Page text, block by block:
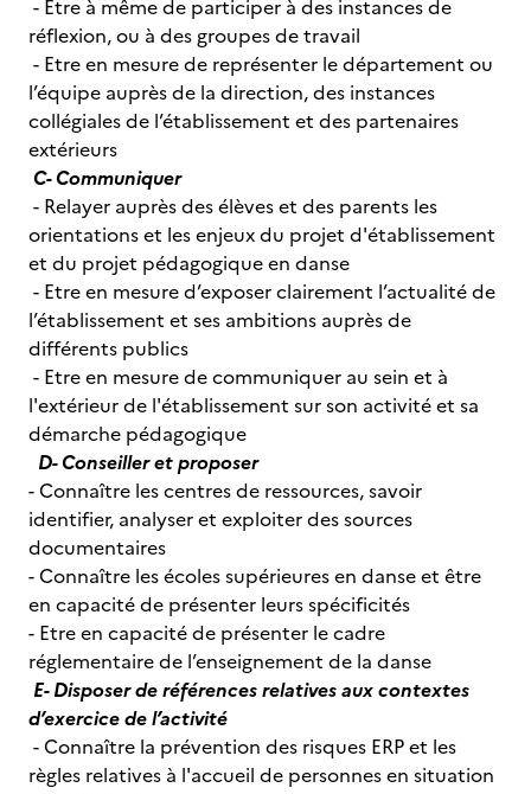
- Etre à même de participer à des instances de
réflexion, ou à des groupes de travail
- Etre en mesure de représenter le département ou
l’équipe auprès de la direction, des instances
collégiales de l’établissement et des partenaires
extérieurs
C- Communiquer
- Relayer auprès des élèves et des parents les
orientations et les enjeux du projet d'établissement
et du projet pédagogique en danse
- Etre en mesure d’exposer clairement l’actualité de
l’établissement et ses ambitions auprès de
différents publics
- Etre en mesure de communiquer au sein et à
l'extérieur de l'établissement sur son activité et sa
démarche pédagogique
D- Conseiller et proposer
- Connaître les centres de ressources, savoir
identifier, analyser et exploiter des sources
documentaires
- Connaître les écoles supérieures en danse et être
en capacité de présenter leurs spécificités
- Etre en capacité de présenter le cadre
réglementaire de l’enseignement de la danse
E- Disposer de références relatives aux contextes
d’exercice de l’activité
- Connaître la prévention des risques ERP et les
règles relatives à l'accueil de personnes en situation